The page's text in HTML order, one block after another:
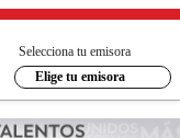
Selecciona tu emisora
Elige tu emisora